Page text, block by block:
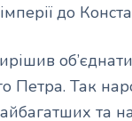
до
Петра. Так
та